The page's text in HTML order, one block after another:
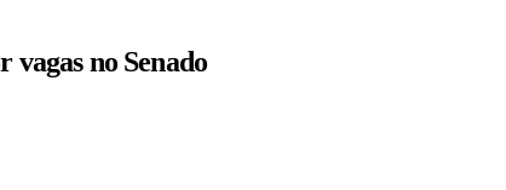
vagas no Senado